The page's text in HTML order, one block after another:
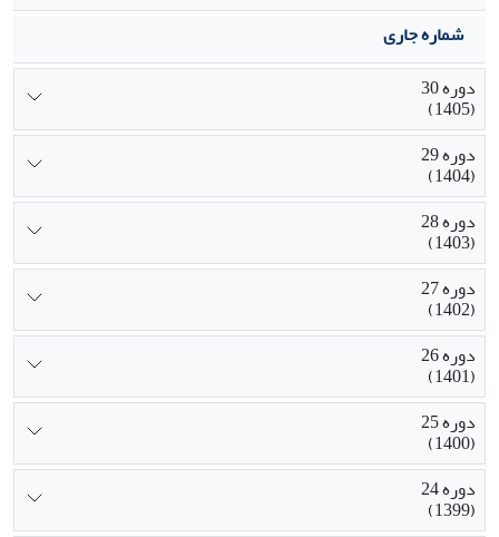
شماره جاری
دوره 30
(1405)
دوره 29
(1404)
دوره 28
(1403)
دوره 27
(1402)
دوره 26
(1401)
دوره 25
(1400)
دوره 24
(1399)